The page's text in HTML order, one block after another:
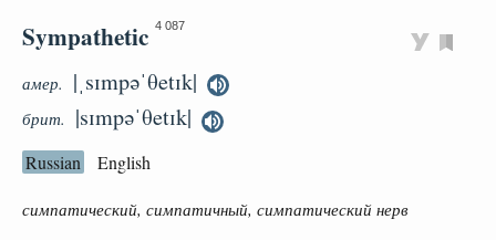
Sympathetic 4 087
амер. |ˌsɪmpəˈθetɪk|
брит. |sɪmpəˈθetɪk|
Russian English
симпатический, симпатичный, симпатический нерв